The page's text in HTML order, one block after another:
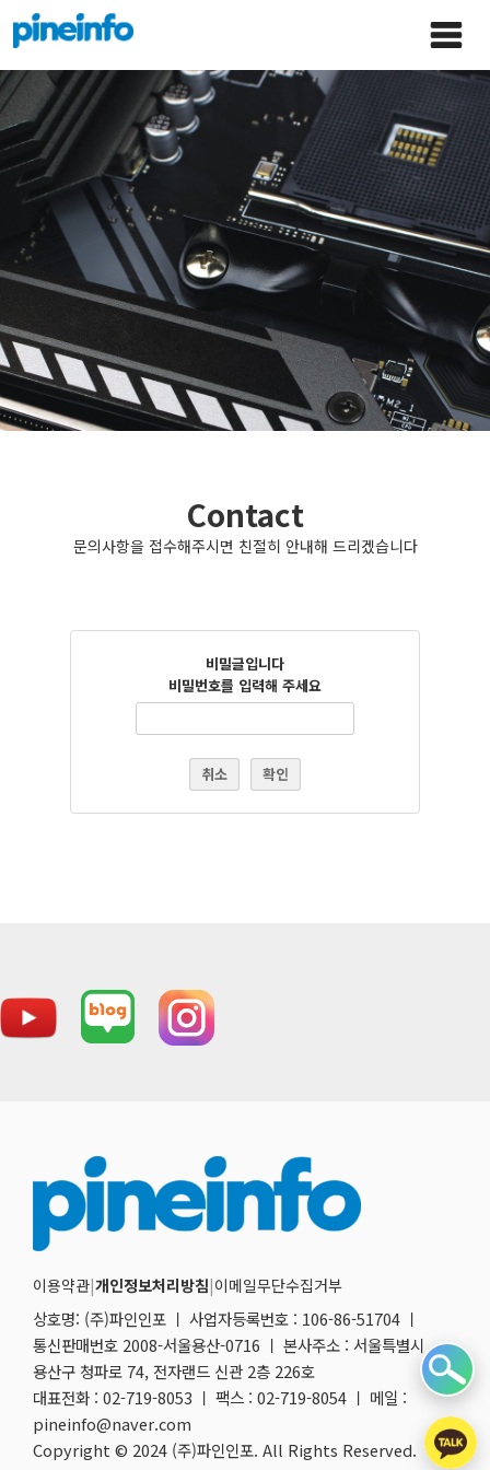
콘텐츠로
건너뛰기
Main
Menu
Contact
문의사항을 접수해주시면 친절히 안내해 드리겠습니다
비밀글입니다
비밀번호를 입력해 주세요
취소 확인
이용약관|개인정보처리방침|이메일무단수집거부
상호명: (주)파인인포 ㅣ 사업자등록번호 : 106-86-51704 ㅣ
통신판매번호 2008-서울용산-0716 ㅣ 본사주소 : 서울특별시
용산구 청파로 74, 전자랜드 신관 2층 226호
대표전화 : 02-719-8053 ㅣ 팩스 : 02-719-8054 ㅣ 메일 :
pineinfo@naver.com
Copyright © 2024 (주)파인인포. All Rights Reserved.
파인인포 홈으로 이동